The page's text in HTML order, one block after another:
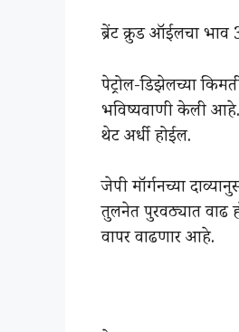
ब्रेंट क्रुड ऑईलचा भाव
पेट्रोल-डिझेलच्या
भविष्यवाणी केली आहे.
थेट अर्धी होईल.
जेपी मॉर्गनच्या
तुलनेत पुरवठ्यात वाढ
वापर वाढणार आहे.